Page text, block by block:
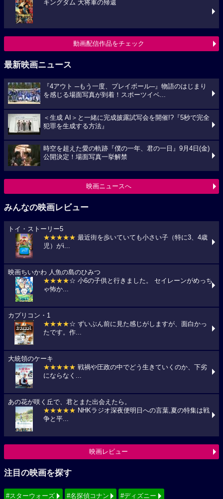
キングダム 大将軍の帰還
動画配信作品をチェック
最新映画ニュース
『4アウト ─もう一度、プレイボール─』物語のはじまり
を感じる場面写真が到着！スポーツイベ...
＜生成 AI＞と一緒に完成披露試写会を開催!?『5秒で完全
犯罪を生成する方法』
時空を超えた愛の軌跡『僕の一年、君の一日』9月4日(金)
公開決定！場面写真一挙解禁
映画ニュースへ
みんなの映画レビュー
トイ・ストーリー5
★★★★★ 最近街を歩いていても小さい子（特に3、4歳
児）がi...
映画ちいかわ 人魚の島のひみつ
★★★★☆ 小6の子供と行きました。 セイレーンがめっち
ゃ怖か...
カプリコン・1
★★★★☆ ずいぶん前に見た感じがしますが、面白かっ
たです。作...
大統領のケーキ
★★★★★ 戦禍や圧政の中でどう生きていくのか、下劣
にならなく...
あの花が咲く丘で、君とまた出会えたら。
★★★★★ NHKラジオ深夜便明日への言葉,夏の特集は戦
争と平...
映画レビュー
注目の映画を探す
#スターウォーズ #名探偵コナン #ディズニー